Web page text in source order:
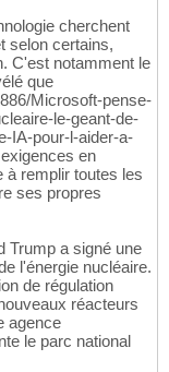
cherchent
selon certains,
C'est notamment le
que
Microsoft-pense-
le-geant-de-
IA-pour-l-aider-a-
en
à remplir toutes les
ses propres
Trump a signé une
l'énergie nucléaire.
de régulation
réacteurs
agence
le parc national